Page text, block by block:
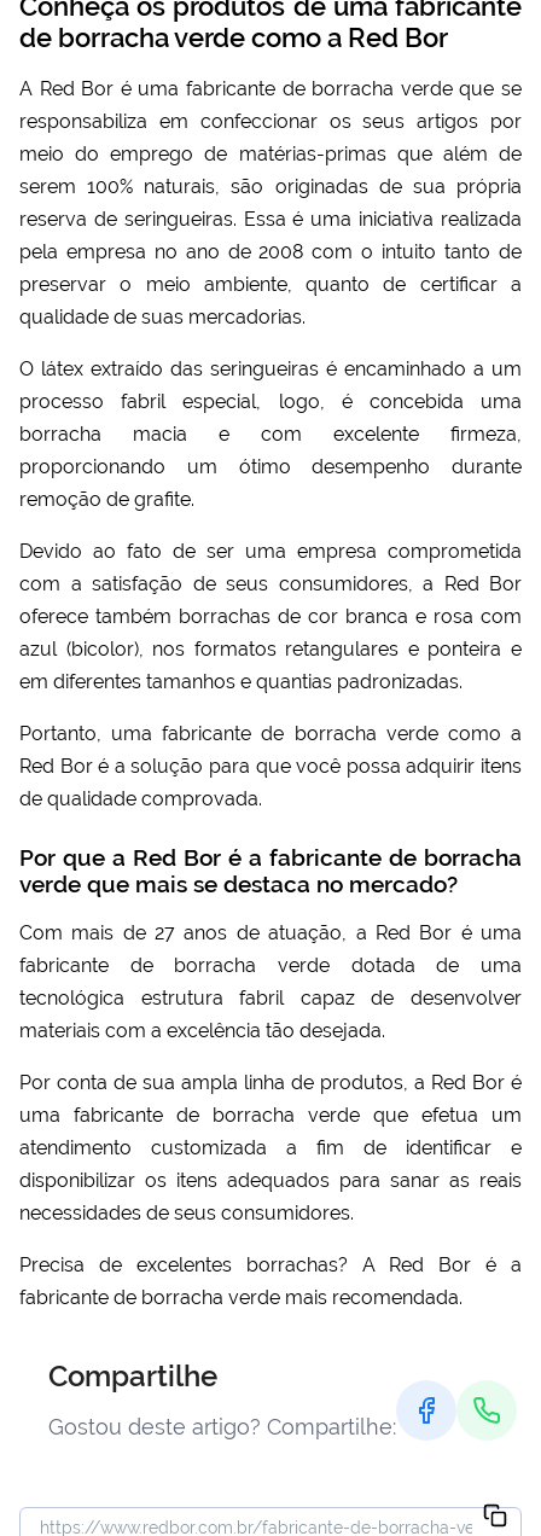
de borracha verde como a Red Bor
A Red Bor é uma fabricante de borracha verdeque se
responsabiliza em confeccionar os seus artigos por
meio do emprego de matérias-primas que além de
serem 100% naturais, são originadas de sua própria
reserva de seringueiras. Essa é uma iniciativa realizada
pela empresa no ano de 2008 com o intuito tanto de
preservar o meio ambiente, quanto de certificar a
qualidade de suas mercadorias.
O látex extraído das seringueiras é encaminhado a um
processo fabril especial, logo, é concebida uma
borracha macia e com excelente firmeza,
proporcionando um ótimo desempenho durante
remoção de grafite.
Devido ao fato de ser uma empresa comprometida
com a satisfação de seus consumidores, a Red Bor
oferece também borrachas de cor branca e rosa com
azul (bicolor), nos formatos retangulares e ponteira e
em diferentes tamanhos e quantias padronizadas.
Portanto, umafabricante de borracha verdecomo a
Red Bor é a solução para que você possa adquirir itens
de qualidade comprovada.
Por que a Red Bor é a fabricante de borracha
verde que mais se destaca no mercado?
Com mais de 27 anos de atuação, a Red Bor é uma
fabricante de borracha verde dotada de uma
tecnológica estrutura fabril capaz de desenvolver
materiais com a excelência tão desejada.
Por conta de sua ampla linha de produtos, a Red Bor é
uma fabricante de borracha verde que efetua um
atendimento customizada a fim de identificar e
disponibilizar os itens adequados para sanar as reais
necessidades de seus consumidores.
Precisa de excelentes borrachas? A Red Bor é a
fabricante de borracha verde mais recomendada.
Compartilhe
Gostou deste artigo? Compartilhe: